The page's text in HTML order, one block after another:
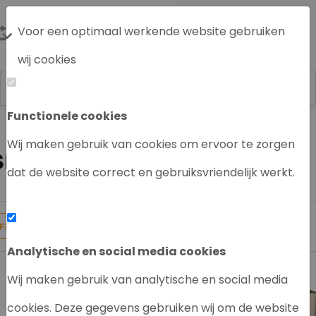
Voor een optimaal werkende website gebruiken
wij cookies
Functionele cookies
Wij maken gebruik van cookies om ervoor te zorgen
dat de website correct en gebruiksvriendelijk werkt.
Analytische en social media cookies
Wij maken gebruik van analytische en social media
cookies. Deze gegevens gebruiken wij om de website
Labrecycling AAS Systeem
AAS